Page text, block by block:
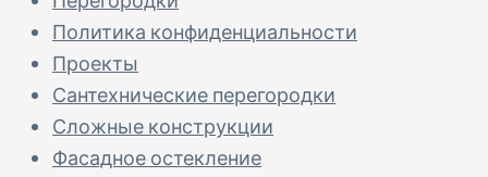
Политика конфиденциальности
Проекты
Сантехнические перегородки
Сложные конструкции
Фасадное остекление